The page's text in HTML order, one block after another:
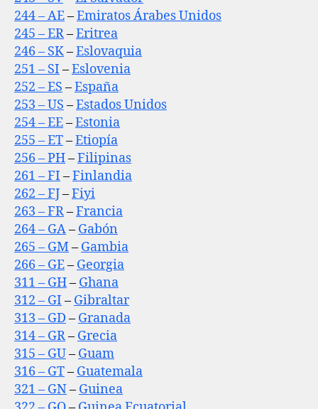
244 – AE–Emiratos Árabes Unidos
245 – ER–Eritrea
246 – SK–Eslovaquia
251 – SI –Eslovenia
252 – ES –España
253 – US –Estados Unidos
254 – EE–Estonia
255 – ET–Etiopía
256 – PH–Filipinas
261 – FI –Finlandia
262 – FJ–Fiyi
263 – FR–Francia
264 – GA– Gabón
265 – GM– Gambia
266 – GE– Georgia
311 – GH– Ghana
312 – GI – Gibraltar
313 – GD – Granada
314 – GR– Grecia
315 – GU– Guam
316 – GT– Guatemala
321 – GN– Guinea